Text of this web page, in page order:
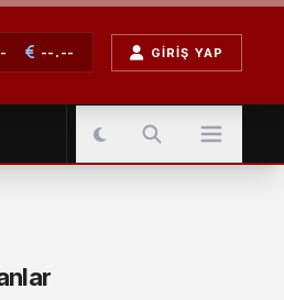
--.-- GIRIŞ YAP